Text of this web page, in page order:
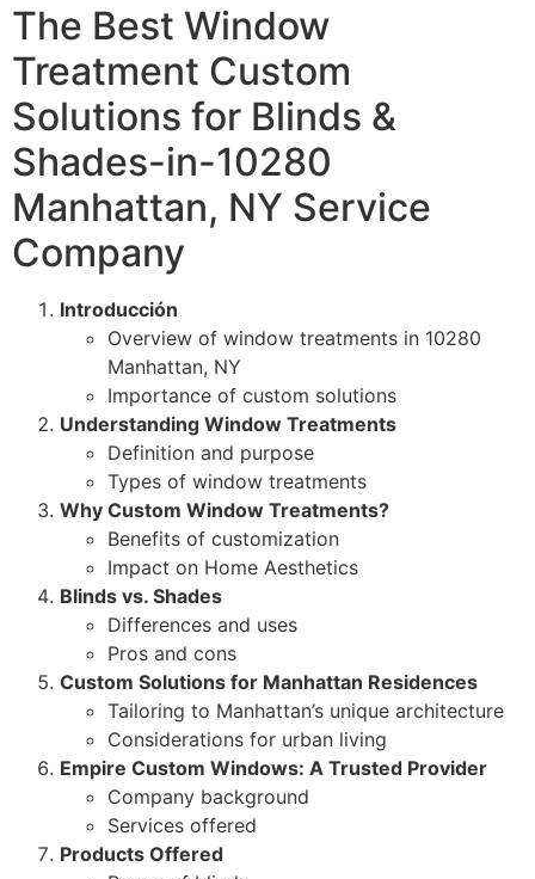
The Best Window
Treatment Custom
Solutions for Blinds &
Shades-in-10280
Manhattan, NY Service
Company
Introducción
Overview of window treatments in 10280
Manhattan, NY
Importance of custom solutions
Understanding Window Treatments
Definition and purpose
Types of window treatments
Why Custom Window Treatments?
Benefits of customization
Impact on Home Aesthetics
Blinds vs. Shades
Differences and uses
Pros and cons
Custom Solutions for Manhattan Residences
Tailoring to Manhattan’s unique architecture
Considerations for urban living
Empire Custom Windows: A Trusted Provider
Company background
Services offered
Products Offered